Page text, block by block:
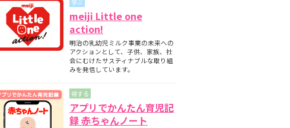
乳やミルクとの違いについて
【看護師監修】フォローアップミルクはいつ
から始める？切り替えの目安と必要性を解説
【看護師監修】フォローアップミルクはいつ
まで飲ませる？タイミングの目安と注意点
学ぶ
meiji Little one
action!
明治の乳幼児ミルク事業の未来への
アクションとして、子供、家族、社
会にむけたサスティナブルな取り組
みを発信しています。
得する
アプリでかんたん育児記
録 赤ちゃんノート